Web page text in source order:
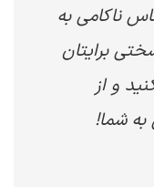
ناکامی به
برایتان
و از
به شما!